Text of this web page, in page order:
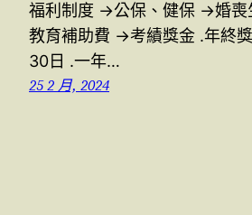
福利制度 →公保、健保 →婚喪
教育補助費 →考績獎金 .年終
30日 .一年…
25 2 月, 2024